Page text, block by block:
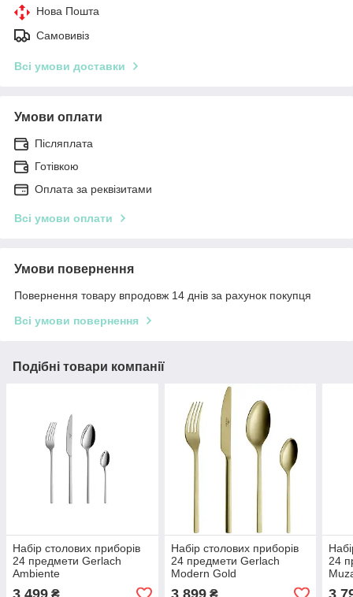
Нова Пошта
Самовивіз
Всі умови доставки
Умови оплати
Післяплата
Готівкою
Оплата за реквізитами
Всі умови оплати
Умови повернення
Повернення товару впродовж 14 днів за рахунок покупця
Всі умови повернення
Подібні товари компанії
Набір столових приборів
24 предмети Gerlach
Ambiente
(5901035506060)
Набір столових приборів
24 предмети Gerlach
Modern Gold
(5901035515246)
24